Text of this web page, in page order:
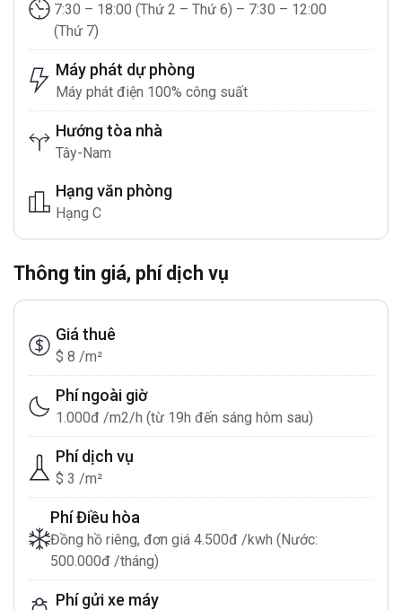
7:30 – 18:00 (Thứ 2 – Thứ 6) – 7:30 – 12:00
(Thứ 7)
Máy phát dự phòng
Máy phát điện 100% công suất
Hướng tòa nhà
Tây-Nam
Hạng văn phòng
Hạng C
Thông tin giá, phí dịch vụ
Giá thuê
$ 8 /m²
Phí ngoài giờ
1.000đ /m2/h (từ 19h đến sáng hôm sau)
Phí dịch vụ
$ 3 /m²
Phí Điều hòa
Đồng hồ riêng, đơn giá 4.500đ /kwh (Nước:
500.000đ /tháng)
Phí gửi xe máy